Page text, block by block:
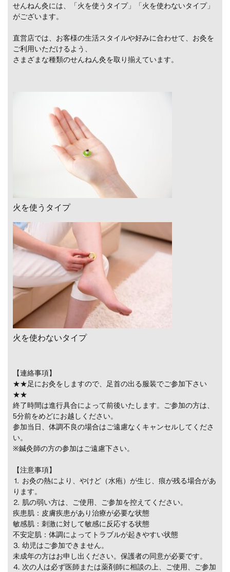
せんねん灸には、「火を使うタイプ」「火を使わないタイプ」
がございます。
直営店では、お客様の生活スタイルや好みに合わせて、お灸を
ご利用いただけるよう、
さまざまな種類のせんねん灸を取り揃えています。
火を使うタイプ
火を使わないタイプ
【連絡事項】
★★足にお灸をしますので、足首の出る服装でご参加下さい
★★
終了時間は進行具合によって前後いたします。ご参加の方は、
5分前をめどにお越しください。
参加当日、体調不良の場合はご遠慮なくキャンセルしてくださ
い。
※鍼灸師の方の参加はご遠慮下さい。
【注意事項】
⒈ お灸の熱により、やけど（水疱）が生じ、痕が残る場合があ
ります。
⒉ 肌の弱い方は、ご使用、ご参加を控えてください。
疾患肌：皮膚疾患があり治療が必要な状態
敏感肌：刺激に対して敏感に反応する状態
不安定肌：体調によってトラブルが起きやすい状態
⒊ 幼児はご参加できません。
未成年の方はお申し出ください。保護者の同意が必要です。
⒋ 次の人は必ず医師または薬剤師に相談の上、ご使用、ご参加